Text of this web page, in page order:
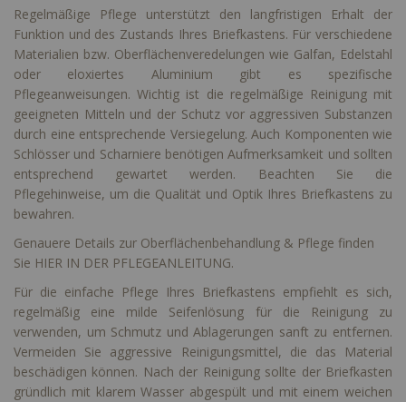
Regelmäßige Pflege unterstützt den langfristigen Erhalt der
Funktion und des Zustands Ihres Briefkastens. Für verschiedene
Materialien bzw. Oberflächenveredelungen wie Galfan, Edelstahl
oder eloxiertes Aluminium gibt es spezifische
Pflegeanweisungen. Wichtig ist die regelmäßige Reinigung mit
geeigneten Mitteln und der Schutz vor aggressiven Substanzen
durch eine entsprechende Versiegelung. Auch Komponenten wie
Schlösser und Scharniere benötigen Aufmerksamkeit und sollten
entsprechend gewartet werden. Beachten Sie die
Pflegehinweise, um die Qualität und Optik Ihres Briefkastens zu
bewahren.
Genauere Details zur Oberflächenbehandlung & Pflege finden
Sie HIER IN DER PFLEGEANLEITUNG.
Für die einfache Pflege Ihres Briefkastens empfiehlt es sich,
regelmäßig eine milde Seifenlösung für die Reinigung zu
verwenden, um Schmutz und Ablagerungen sanft zu entfernen.
Vermeiden Sie aggressive Reinigungsmittel, die das Material
beschädigen können. Nach der Reinigung sollte der Briefkasten
gründlich mit klarem Wasser abgespült und mit einem weichen